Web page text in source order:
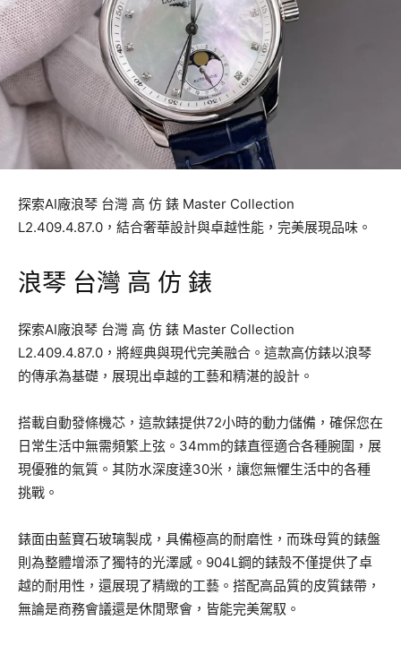
探索AI廠浪琴 台灣 高 仿 錶 Master Collection
L2.409.4.87.0，結合奢華設計與卓越性能，完美展現品味。
浪琴 台灣 高 仿 錶
探索AI廠浪琴 台灣 高 仿 錶 Master Collection
L2.409.4.87.0，將經典與現代完美融合。這款高仿錶以浪琴
的傳承為基礎，展現出卓越的工藝和精湛的設計。
搭載自動發條機芯，這款錶提供72小時的動力儲備，確保您在
日常生活中無需頻繁上弦。34mm的錶直徑適合各種腕圍，展
現優雅的氣質。其防水深度達30米，讓您無懼生活中的各種
挑戰。
錶面由藍寶石玻璃製成，具備極高的耐磨性，而珠母質的錶盤
則為整體增添了獨特的光澤感。904L鋼的錶殼不僅提供了卓
越的耐用性，還展現了精緻的工藝。搭配高品質的皮質錶帶，
無論是商務會議還是休閒聚會，皆能完美駕馭。